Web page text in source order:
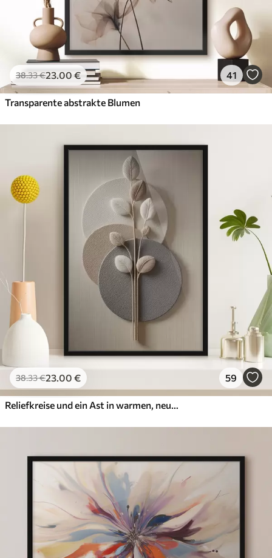
38.33€23.00 € 41
Transparente abstrakte Blumen
38.33€23.00 € 59
Reliefkreise und ein Ast in warmen, neutralen Farbtönen